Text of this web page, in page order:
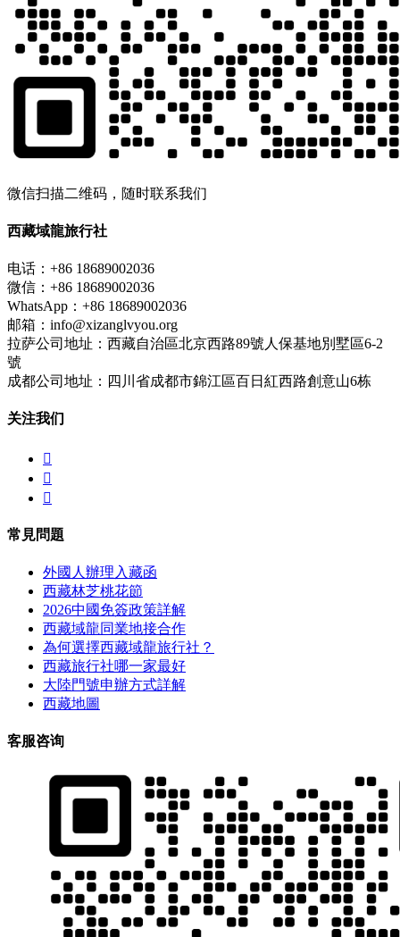
微信扫描二维码，随时联系我们
西藏域龍旅行社
电话：+86 18689002036
微信：+86 18689002036
WhatsApp：+86 18689002036
邮箱：info@xizanglvyou.org
拉萨公司地址：西藏自治區北京西路89號人保基地別墅區6-2
號
成都公司地址：四川省成都市錦江區百日紅西路創意山6栋
关注我们



常見問題
外國人辦理入藏函
西藏林芝桃花節
2026中國免簽政策詳解
西藏域龍同業地接合作
為何選擇西藏域龍旅行社？
西藏旅行社哪一家最好
大陸門號申辦方式詳解
西藏地圖
客服咨询